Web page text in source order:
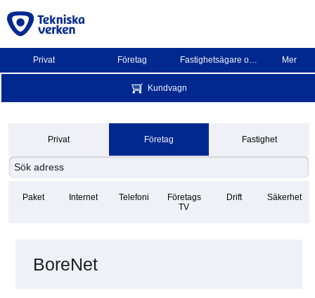
Privat Företag Fastighetsägare och BRF Mer
Kundvagn
Privat Företag Fastighet
Paket Internet Telefoni
Företags
TV
Drift Säkerhet
BoreNet